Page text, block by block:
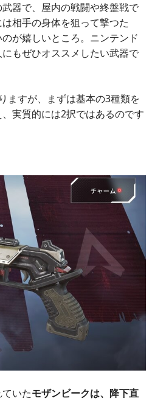
器で、屋内の戦闘や終盤戦で
相手の身体を狙って撃つた
が嬉しいところ。ニンテンド
もぜひオススメしたい武器で
ますが、まずは基本の3種類を
実質的には2択ではあるのです
いたモザンビークは、降下直